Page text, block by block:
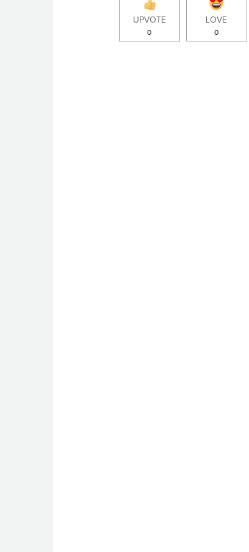
UPVOTE
0
LOVE
0